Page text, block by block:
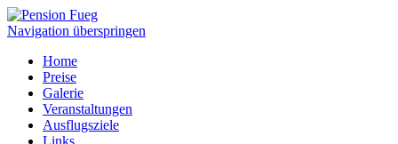
Navigation überspringen
Home
Preise
Galerie
Veranstaltungen
Ausflugsziele
Links